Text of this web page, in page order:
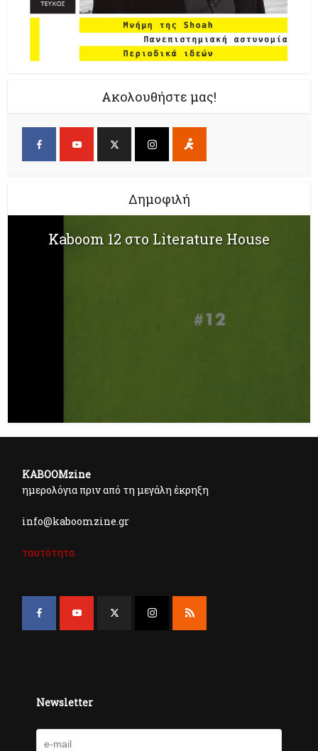
Ακολουθήστε μας!
Δημοφιλή
Kaboom 12 στο Literature House
KABOOMzine
ημερολόγια πριν από τη μεγάλη έκρηξη
info@kaboomzine.gr
ταυτότητα
Newsletter